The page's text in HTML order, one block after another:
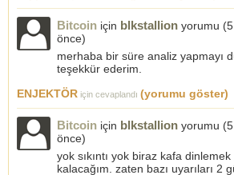
Bitcoin için blkstallion yorumu (
önce)
merhaba bir süre analiz yapmayı
teşekkür ederim.
ENJEKTÖR için cevaplandı (yorumu göster)
Bitcoin için blkstallion yorumu (
önce)
yok sıkıntı yok biraz kafa
kalacağım. zaten bazı uyarıları 2